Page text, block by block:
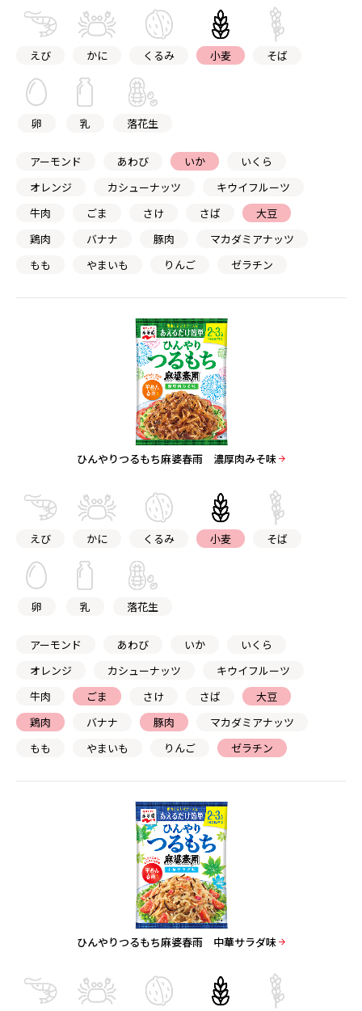
えび かに くるみ 小麦 そば
卵 乳 落花生
アーモンド あわび いか
いくら
オレンジ
カシューナッツ
キウイフルーツ
牛肉
ごま さけ さば
大豆
鶏肉
バナナ 豚肉
マカダミアナッツ
もも
やまいも りんご ゼラチン
ひんやりつるもち麻婆春雨 濃厚肉みそ味
えび かに くるみ 小麦 そば
卵 乳 落花生
アーモンド あわび いか
いくら
オレンジ
カシューナッツ
キウイフルーツ
牛肉
ごま さけ さば
大豆
鶏肉
バナナ 豚肉
マカダミアナッツ
もも
やまいも りんご ゼラチン
ひんやりつるもち麻婆春雨 中華サラダ味